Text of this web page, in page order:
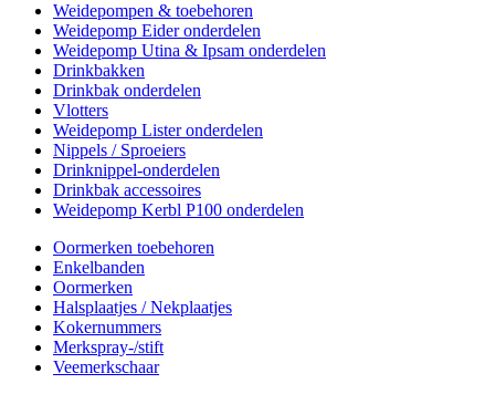
Weidepompen & toebehoren
Weidepomp Eider onderdelen
Weidepomp Utina & Ipsam onderdelen
Drinkbakken
Drinkbak onderdelen
Vlotters
Weidepomp Lister onderdelen
Nippels / Sproeiers
Drinknippel-onderdelen
Drinkbak accessoires
Weidepomp Kerbl P100 onderdelen
Oormerken toebehoren
Enkelbanden
Oormerken
Halsplaatjes / Nekplaatjes
Kokernummers
Merkspray-/stift
Veemerkschaar